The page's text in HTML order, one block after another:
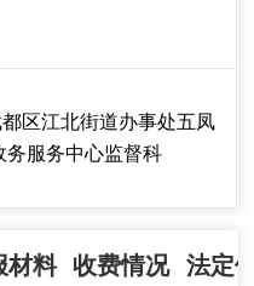
区江北街道办事处五凤
务服务中心监督科
材料 收费情况 法定